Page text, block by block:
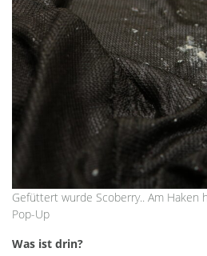
Gefüttert wurde Scoberry.. Am Haken
Pop-Up
Was ist drin?